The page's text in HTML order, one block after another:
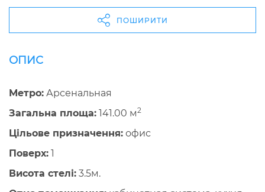
ПОШИРИТИ
ОПИС
Метро: Арсенальная
Загальна площа: 141.00 м2
Цільове призначення: офис
Поверх: 1
Висота стелі: 3.5м.